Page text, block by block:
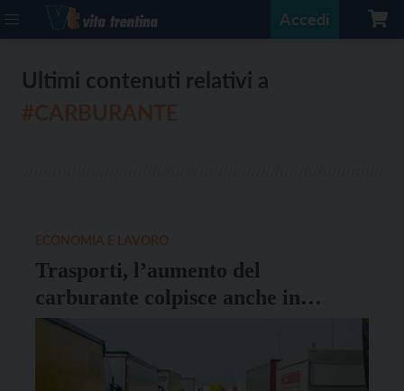
Accedi
Ultimi contenuti relativi a
Trasporti, l’aumento del
carburante colpisce anche in
Trentino